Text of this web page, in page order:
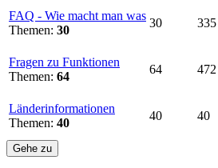
FAQ - Wie macht man was
Themen: 30
30 335
Fragen zu Funktionen
Themen: 64
64 472
Länderinformationen
Themen: 40
40 40
Gehe zu